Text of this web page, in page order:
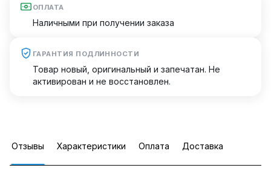
ОПЛАТА
Наличными при получении заказа
ГАРАНТИЯ ПОДЛИННОСТИ
Товар новый, оригинальный и запечатан. Не
активирован и не восстановлен.
Отзывы Характеристики Оплата Доставка